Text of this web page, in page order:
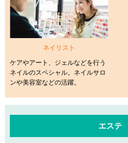
ネイリスト
ケアやアート、ジェルなどを行う
ネイルのスペシャル。 ネイルサロ
ンや美容室などの活躍。
エステ